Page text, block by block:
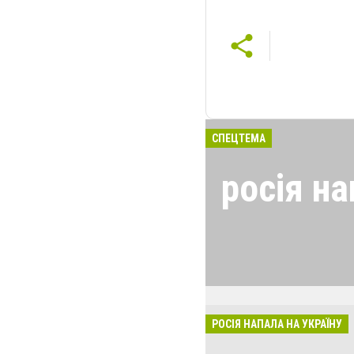
СПЕЦТЕМА
росія
розкрадати
за нашу свободу!!
РОСІЯ НАПАЛА НА УКРАЇНУ